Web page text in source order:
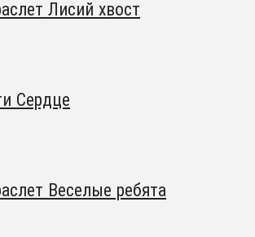
Лисий хвост
Сердце
Веселые ребята